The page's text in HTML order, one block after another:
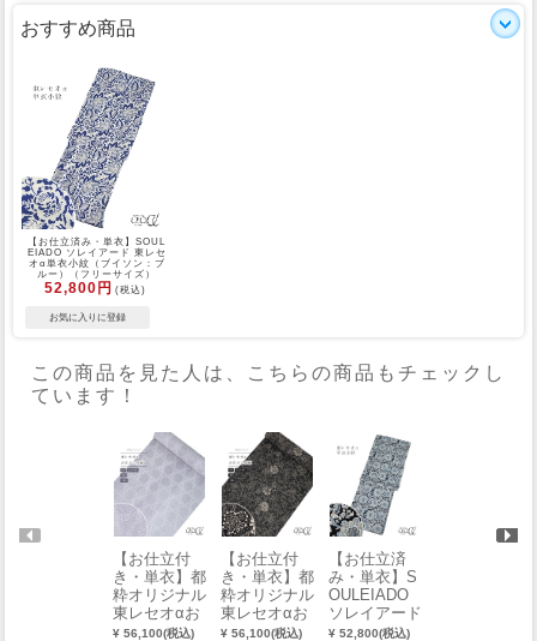
おすすめ商品
【お仕立済み・単衣】SOUL
EIADO ソレイアード 東レセ
オα単衣小紋（ブイソン：ブ
ルー）（フリーサイズ）
52,800円 (税込)
この商品を見た人は、こちらの商品もチェックし
ています！
【お仕立付
き・単衣】都
粋オリジナル
東レセオαお
めかし小紋
¥ 56,100(税込)
【お仕立付
き・単衣】都
粋オリジナル
東レセオαお
めかし小紋
¥ 56,100(税込)
【お仕立済
み・単衣】S
OULEIADO
ソレイアード
東レセオα単
¥ 52,800(税込)